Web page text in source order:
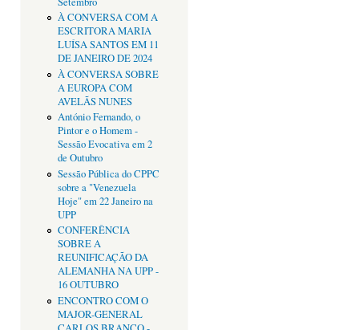
À CONVERSA COM A
ESCRITORA MARIA
LUÍSA SANTOS EM 11
DE JANEIRO DE 2024
À CONVERSA SOBRE
A EUROPA COM
AVELÃS NUNES
António Fernando, o
Pintor e o Homem -
Sessão Evocativa em 2
de Outubro
Sessão Pública do CPPC
sobre a "Venezuela
Hoje" em 22 Janeiro na
UPP
CONFERÊNCIA
SOBRE A
REUNIFICAÇÃO DA
ALEMANHA NA UPP -
16 OUTUBRO
ENCONTRO COM O
MAJOR-GENERAL